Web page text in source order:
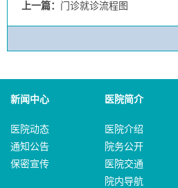
上一篇： 门诊就诊流程图
新闻中心 医院简介
医院动态
通知公告
保密宣传
医院介绍
院务公开
医院交通
院内导航